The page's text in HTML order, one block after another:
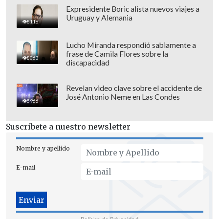
pendeja culiá?! ¡¿Qué te hice?! ¡Suéltame
conchatumadre!".
El próximo 12 de mayose llevará a cabo
la primera audiencia por la denuncia de
Yamila Reyna en contra de Américo.
8116
Expresidente Boric alista nuevos viajes a
Uruguay y Alemania
8063
Lucho Miranda respondió sabiamente a
frase de Camila Flores sobre la
discapacidad
5966
Revelan video clave sobre el accidente de
José Antonio Neme en Las Condes
Suscríbete a nuestro newsletter
Nombre y apellido
E-mail